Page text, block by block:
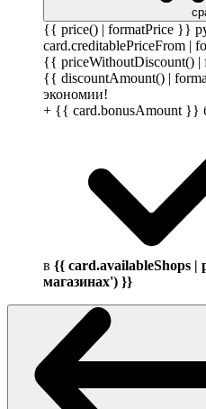
{{ price() | formatPrice }}
card.creditablePriceFrom |
{{ priceWithoutDiscount() |
{{ discountAmount() |
экономии!
+ {{ card.bonusAmount }}
в {{ card.availableShops |
магазинах') }}